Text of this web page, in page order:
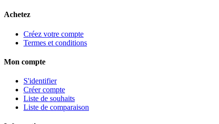
Achetez
Créez votre compte
Termes et conditions
Mon compte
S'identifier
Créer compte
Liste de souhaits
Liste de comparaison